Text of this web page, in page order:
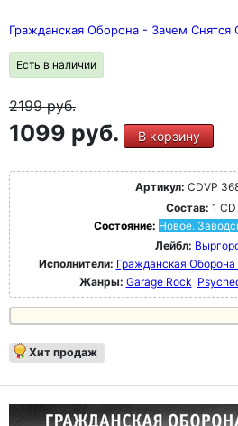
Гражданская Оборона - Зачем Снятся
Есть в наличии
2199руб.
1099 руб. В корзину
Артикул: CDVP
Состав: 1 CD
Состояние: Новое.
Лейбл:
Исполнители: Гражданская
Жанры: Garage Rock
Хит продаж